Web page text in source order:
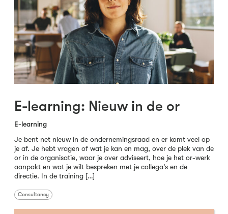
E-learning: Nieuw in de or
E-learning
Je bent net nieuw in de ondernemingsraad en er komt veel op
je af. Je hebt vragen of wat je kan en mag, over de plek van de
or in de organisatie, waar je over adviseert, hoe je het or-werk
aanpakt en wat je wilt bespreken met je collega’s en de
directie. In de training […]
Consultancy